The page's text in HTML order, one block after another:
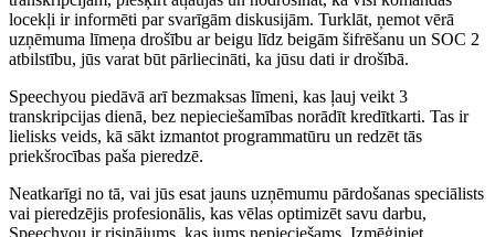
locekļi ir informēti par svarīgām diskusijām. Turklāt, ņemot vērā
uzņēmuma līmeņa drošību ar beigu līdz beigām šifrēšanu un SOC 2
atbilstību, jūs varat būt pārliecināti, ka jūsu dati ir drošībā.
Speechyou piedāvā arī bezmaksas līmeni, kas ļauj veikt 3
transkripcijas dienā, bez nepieciešamības norādīt kredītkarti. Tas ir
lielisks veids, kā sākt izmantot programmatūru un redzēt tās
priekšrocības paša pieredzē.
Neatkarīgi no tā, vai jūs esat jauns uzņēmumu pārdošanas speciālists
vai pieredzējis profesionālis, kas vēlas optimizēt savu darbu,
Speechyou ir risinājums, kas jums nepieciešams. Izmēģiniet